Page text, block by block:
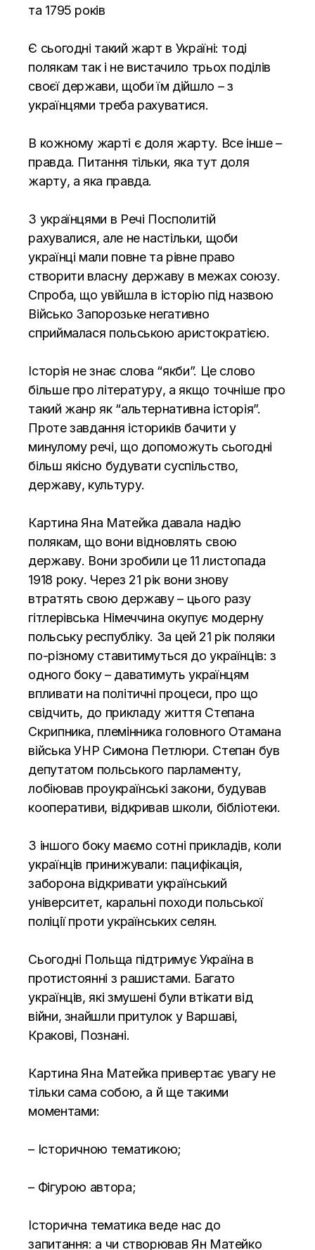
та 1795 років
Є сьогодні такий жарт в Україні: тоді
полякам так і не вистачило трьох поділів
своєї держави, щоби їм дійшло – з
українцями треба рахуватися.
В кожному жарті є доля жарту. Все інше –
правда. Питання тільки, яка тут доля
жарту, а яка правда.
З українцями в Речі Посполитій
рахувалися, але не настільки, щоби
українці мали повне та рівне право
створити власну державу в межах союзу.
Спроба, що увійшла в історію під назвою
Військо Запорозьке негативно
сприймалася польською аристократією.
Історія не знає слова “якби”. Це слово
більше про літературу, а якщо точніше про
такий жанр як “альтернативна історія”.
Проте завдання істориків бачити у
минулому речі, що допоможуть сьогодні
більш якісно будувати суспільство,
державу, культуру.
Картина Яна Матейка давала надію
полякам, що вони відновлять свою
державу. Вони зробили це 11 листопада
1918 року. Через 21 рік вони знову
втратять свою державу – цього разу
гітлерівська Німеччина окупує модерну
польську республіку. За цей 21 рік поляки
по-різному ставитимуться до українців: з
одного боку – даватимуть українцям
впливати на політичні процеси, про що
свідчить, до прикладу життя Степана
Скрипника, племінника головного Отамана
війська УНР Симона Петлюри. Степан був
депутатом польського парламенту,
лобіював проукраїнські закони, будував
кооперативи, відкривав школи, бібліотеки.
З іншого боку маємо сотні прикладів, коли
українців принижували: пацифікація,
заборона відкривати український
університет, каральні походи польської
поліції проти українських селян.
Сьогодні Польща підтримує Україна в
протистоянні з рашистами. Багато
українців, які змушені були втікати від
війни, знайшли притулок у Варшаві,
Кракові, Познані.
Картина Яна Матейка привертає увагу не
тільки сама собою, а й ще такими
моментами:
– Історичною тематикою;
– Фігурою автора;
Історична тематика веде нас до
запитання: а чи створював Ян Матейко